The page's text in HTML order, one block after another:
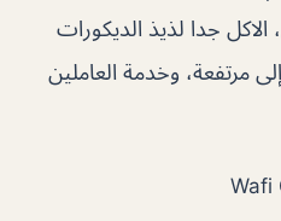
جدا لذيذ الديكورات
مرتفعة، وخدمة العاملين